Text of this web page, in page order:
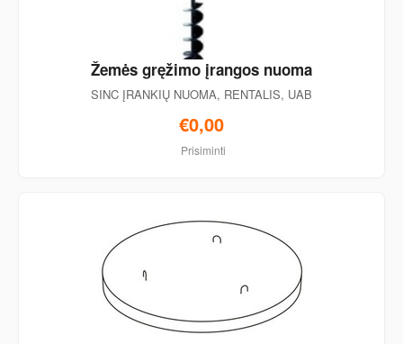
Žemės gręžimo įrangos nuoma
SINC ĮRANKIŲ NUOMA, RENTALIS, UAB
€0,00
Prisiminti